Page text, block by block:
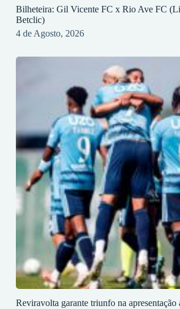
Bilheteira: Gil Vicente FC x Rio Ave FC
Betclic)
4 de Agosto, 2026
Reviravolta garante triunfo na apresentação